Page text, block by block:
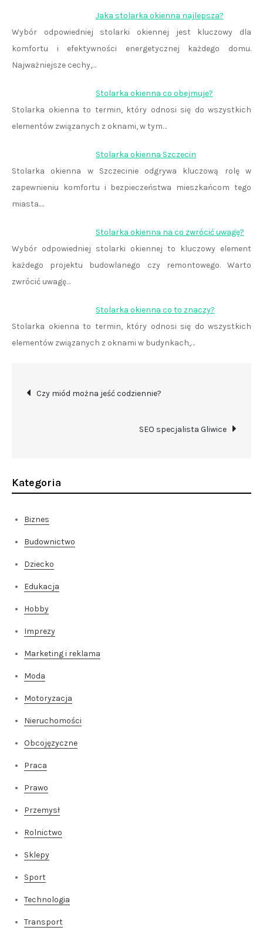
Jaka stolarka okienna najlepsza?
Wybór odpowiedniej stolarki okiennej jest kluczowy dla
komfortu i efektywności energetycznej każdego domu.
Najważniejsze cechy,…
Stolarka okienna co obejmuje?
Stolarka okienna to termin, który odnosi się do wszystkich
elementów związanych z oknami, w tym…
Stolarka okienna Szczecin
Stolarka okienna w Szczecinie odgrywa kluczową rolę w
zapewnieniu komfortu i bezpieczeństwa mieszkańcom tego
miasta.…
Stolarka okienna na co zwrócić uwagę?
Wybór odpowiedniej stolarki okiennej to kluczowy element
każdego projektu budowlanego czy remontowego. Warto
zwrócić uwagę…
Stolarka okienna co to znaczy?
Stolarka okienna to termin, który odnosi się do wszystkich
elementów związanych z oknami w budynkach,…
Nawigacja
Czy miód można jeść codziennie?
SEO specjalista Gliwice
Kategoria
Biznes
Budownictwo
Dziecko
Edukacja
Hobby
Imprezy
Marketing i reklama
Moda
Motoryzacja
Nieruchomości
Obcojęzyczne
Praca
Prawo
Przemysł
Rolnictwo
Sklepy
Sport
Technologia
Transport